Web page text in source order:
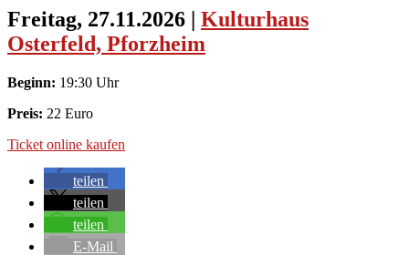
Freitag, 27.11.2026 | Kulturhaus
Osterfeld, Pforzheim
Beginn: 19:30 Uhr
Preis: 22 Euro
Ticket online kaufen
teilen
teilen
teilen
E-Mail